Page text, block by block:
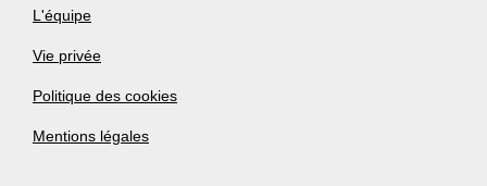
L'équipe
Vie privée
Politique des cookies
Mentions légales